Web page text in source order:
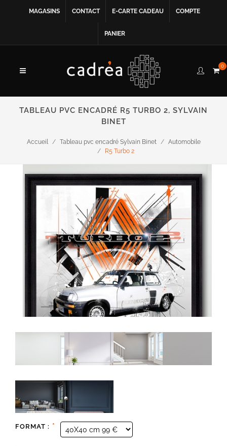
MAGASINS CONTACT E-CARTE CADEAU COMPTE
PANIER
0
TABLEAU PVC ENCADRÉ R5 TURBO 2, SYLVAIN
BINET
Accueil Tableau pvc encadré Sylvain Binet
Automobile
R5 Turbo 2
FORMAT : *